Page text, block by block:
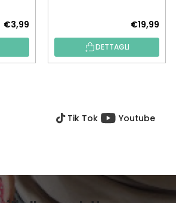
€3,99 €19,99
DETTAGLI
Tik Tok Youtube